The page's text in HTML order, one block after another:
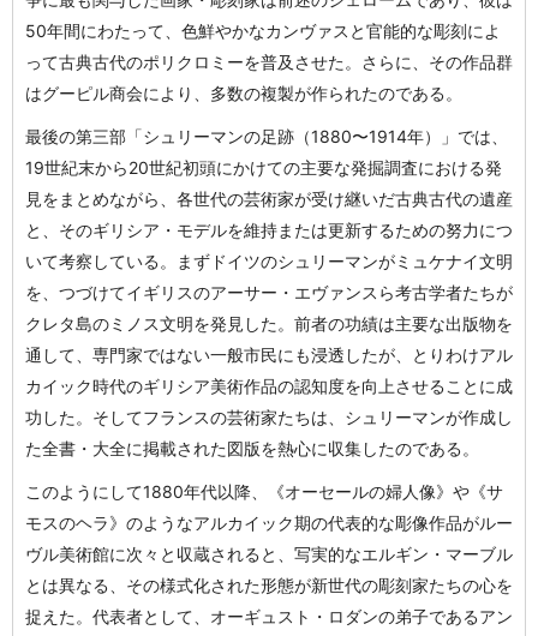
50年間にわたって、色鮮やかなカンヴァスと官能的な彫刻によ
って古典古代のポリクロミーを普及させた。さらに、その作品群
はグーピル商会により、多数の複製が作られたのである。
最後の第三部「シュリーマンの足跡（1880〜1914年）」では、
19世紀末から20世紀初頭にかけての主要な発掘調査における発
見をまとめながら、各世代の芸術家が受け継いだ古典古代の遺産
と、そのギリシア・モデルを維持または更新するための努力につ
いて考察している。まずドイツのシュリーマンがミュケナイ文明
を、つづけてイギリスのアーサー・エヴァンスら考古学者たちが
クレタ島のミノス文明を発見した。前者の功績は主要な出版物を
通して、専門家ではない一般市民にも浸透したが、とりわけアル
カイック時代のギリシア美術作品の認知度を向上させることに成
功した。そしてフランスの芸術家たちは、シュリーマンが作成し
た全書・大全に掲載された図版を熱心に収集したのである。
このようにして1880年代以降、《オーセールの婦人像》や《サ
モスのヘラ》のようなアルカイック期の代表的な彫像作品がルー
ヴル美術館に次々と収蔵されると、写実的なエルギン・マーブル
とは異なる、その様式化された形態が新世代の彫刻家たちの心を
捉えた。代表者として、オーギュスト・ロダンの弟子であるアン